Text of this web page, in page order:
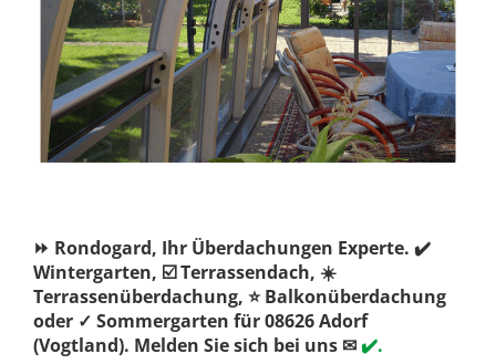
⏩ Rondogard, Ihr Überdachungen Experte. ✔️
Wintergarten, ☑️ Terrassendach, ☀️
Terrassenüberdachung, ⭐ Balkonüberdachung
oder ✓ Sommergarten für 08626 Adorf
(Vogtland). Melden Sie sich bei uns ✉✔️.